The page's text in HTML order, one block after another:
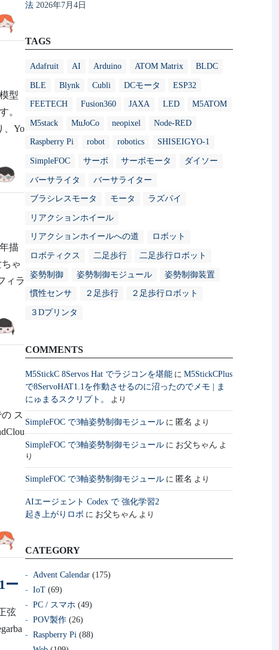
型
。
、Yo
描
ゃ
ィラ
ス
ー
弦
法 2026年7月4日
TAGS
Adafruit AI Arduino ATOM Matrix BLDC
BLE Blynk Cubli DCモータ ESP32
FEETECH Fusion360 JAXA LED M5ATOM
M5stack MuJoCo neopixel Node-RED
Raspberry Pi robot robotics SHISEIGYO-1
SimpleFOC サーボ サーボモータ ダイソー
バーサライタ バーサライター
ブラシレスモータ モータ ラズパイ
リアクションホイール
リアクションホイールへの道 ロボット
ロボティクス 二足歩行 二足歩行ロボット
姿勢制御 姿勢制御モジュール 姿勢制御装置
慣性センサ ２足歩行 ２足歩行ロボット
３Dプリンタ
COMMENTS
M5StickC 8Servos Hat でラジコンを堪能 に M5StickCPlus
で8ServoHAT1.1を作動させるのに沼ったのでメモ | ま
にゅまるスクリプト。
より
SimpleFOC で3軸姿勢制御モジュール に 匿名 より
SimpleFOC で3軸姿勢制御モジュール に お父ちゃん よ
り
SimpleFOC で3軸姿勢制御モジュール に 匿名 より
AIエージェント Codex で 強化学習2
起き上がりロボ に お父ちゃん より
CATEGORY
Advent Calendar (175)
IoT (69)
PC / スマホ (49)
POV製作 (26)
Raspberry Pi (88)